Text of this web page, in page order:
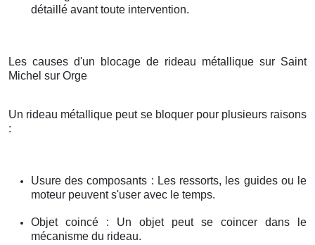
détaillé avant toute intervention.
Les causes d'un blocage de rideau métallique sur Saint
Michel sur Orge
Un rideau métallique peut se bloquer pour plusieurs raisons
:
Usure des composants : Les ressorts, les guides ou le
moteur peuvent s'user avec le temps.
Objet coincé : Un objet peut se coincer dans le
mécanisme du rideau.